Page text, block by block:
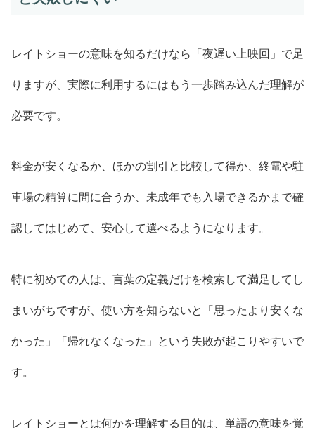
レイトショーの意味を知るだけなら「夜遅い上映回」で足
りますが、実際に利用するにはもう一歩踏み込んだ理解が
必要です。
料金が安くなるか、ほかの割引と比較して得か、終電や駐
車場の精算に間に合うか、未成年でも入場できるかまで確
認してはじめて、安心して選べるようになります。
特に初めての人は、言葉の定義だけを検索して満足してし
まいがちですが、使い方を知らないと「思ったより安くな
かった」「帰れなくなった」という失敗が起こりやすいで
す。
レイトショーとは何かを理解する目的は、単語の意味を覚